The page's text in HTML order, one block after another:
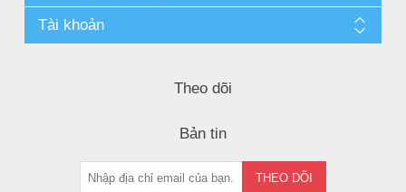
Tài khoản
Theo dõi
Bản tin